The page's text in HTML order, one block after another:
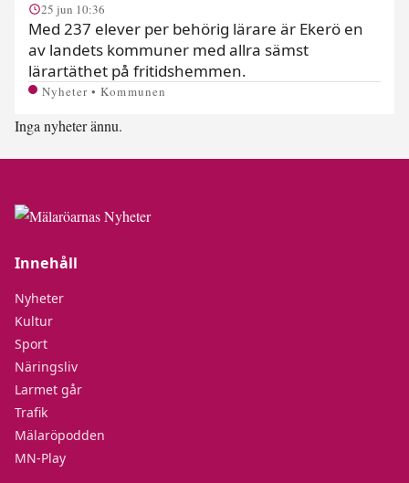
25 jun 10:36
Med 237 elever per behörig lärare är Ekerö en
av landets kommuner med allra sämst
lärartäthet på fritidshemmen.
Nyheter • Kommunen
Inga nyheter ännu.
Innehåll
Nyheter
Kultur
Sport
Näringsliv
Larmet går
Trafik
Mälaröpodden
MN-Play